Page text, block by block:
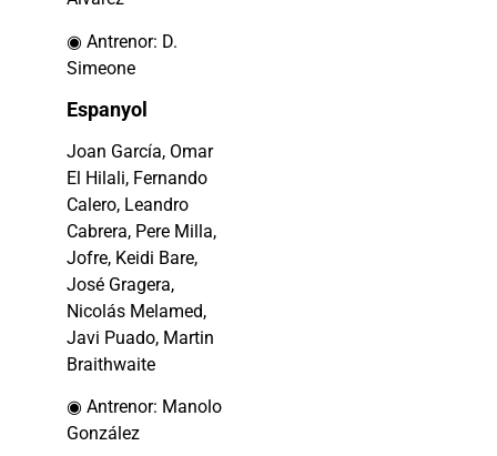
◉ Antrenor: D.
Simeone
Espanyol
Joan García, Omar
El Hilali, Fernando
Calero, Leandro
Cabrera, Pere Milla,
Jofre, Keidi Bare,
José Gragera,
Nicolás Melamed,
Javi Puado, Martin
Braithwaite
◉ Antrenor: Manolo
González